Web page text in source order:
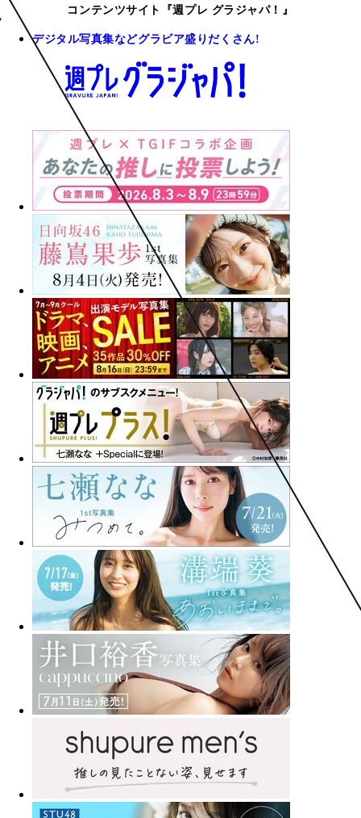
コンテンツサイト『週プレ グラジャパ！』
デジタル写真集などグラビア盛りだくさん!